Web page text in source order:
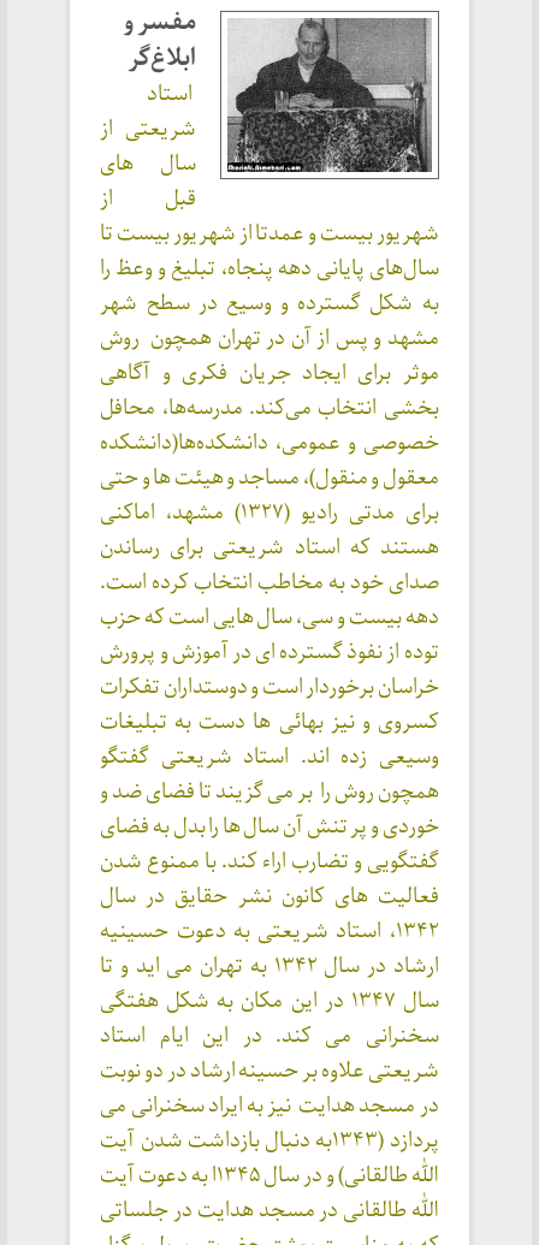
مفسر و
ابلاغ‌گر
استاد
شریعتی از
سال های
قبل از
شهریور بیست و عمدتا از شهریور بیست تا
سال‌های پایانی دهه پنجاه، تبلیغ و وعظ را
به شکل گسترده و وسیع در سطح شهر
مشهد و پس از آن در تهران همچون روش
موثر برای ایجاد جریان فکری و آگاهی
بخشی انتخاب می‌کند. مدرسه‌ها، محافل
خصوصی و عمومی، دانشکده‌ها(دانشکده
معقول و منقول)، مساجد و هیئت ها و حتی
برای مدتی رادیو (۱۳۲۷) مشهد، اماکنی
هستند که استاد شریعتی برای رساندن
صدای خود به مخاطب انتخاب کرده است.
دهه بیست و سی، سال هایی است که حزب
توده از نفوذ گسترده ای در آموزش و پرورش
خراسان برخوردار است و دوستداران تفکرات
کسروی و نیز بهائی ها دست به تبلیغات
وسیعی زده اند. استاد شریعتی گفتگو
همچون روش را بر می گزیند تا فضای ضد و
خوردی و پر تنش آن سال ها را بدل به فضای
گفتگویی و تضارب اراء کند. با ممنوع شدن
فعالیت های کانون نشر حقایق در سال
۱۳۴۲، استاد شریعتی به دعوت حسینیه
ارشاد در سال ۱۳۴۲ به تهران می اید و تا
سال ۱۳۴۷ در این مکان به شکل هفتگی
سخنرانی می کند. در این ایام استاد
شریعتی علاوه بر حسینه ارشاد در دو نوبت
در مسجد هدایت نیز به ایراد سخنرانی می
پردازد (۱۳۴۳به دنبال بازداشت شدن آیت
الله طالقانی) و در سال ۱۳۴۵ا به دعوت آیت
الله طالقانی در مسجد هدایت در جلساتی